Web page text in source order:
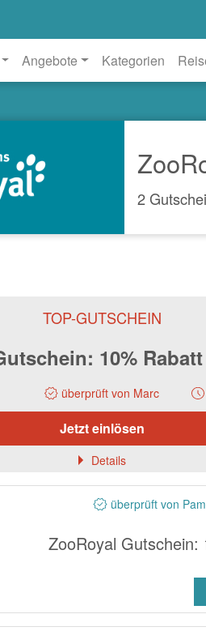
Angebote Kategorien
2
TOP-GUTSCHEIN
10%
überprüft von Marc
Details
Jetzt einlösen
überprüft von
ZooRoyal